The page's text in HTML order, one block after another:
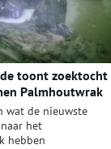
toont zoektocht
Palmhoutwrak
wat de nieuwste
het
hebben